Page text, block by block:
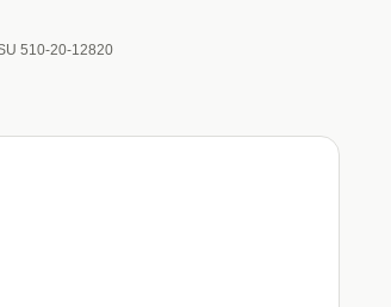
510-20-12820